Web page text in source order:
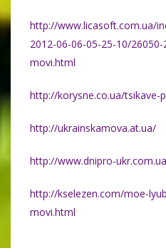
http://www.licasoft.com.ua/
2012-06-06-05-25-10/
movi.html
http://korysne.co.ua/tsikave-
http://ukrainskamova.at.ua/
http://www.dnipro-
http://kselezen.com/moe-
movi.html